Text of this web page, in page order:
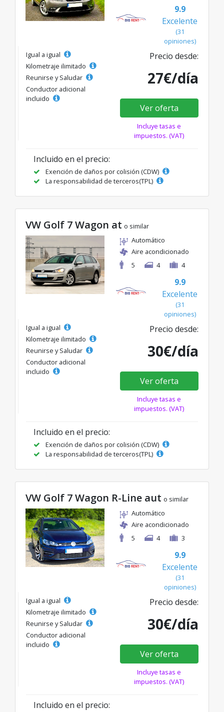
9.9
Excelente
(31
opiniones)
Igual a igual
Kilometraje ilimitado
Reunirse y Saludar
Conductor adicional
incluido
Precio desde:
27€/día
Ver oferta
Incluye tasas e
impuestos. (VAT)
Incluido en el precio:
Exención de daños por colisión (CDW)
La responsabilidad de terceros(TPL)
VW Golf 7 Wagon at o similar
Automático
Aire acondicionado
5
4 4
9.9
Excelente
(31
opiniones)
Igual a igual
Kilometraje ilimitado
Reunirse y Saludar
Conductor adicional
incluido
Precio desde:
30€/día
Ver oferta
Incluye tasas e
impuestos. (VAT)
Incluido en el precio:
Exención de daños por colisión (CDW)
La responsabilidad de terceros(TPL)
VW Golf 7 Wagon R-Line aut o similar
Automático
Aire acondicionado
5
4 3
9.9
Excelente
(31
opiniones)
Igual a igual
Kilometraje ilimitado
Reunirse y Saludar
Conductor adicional
incluido
Precio desde:
30€/día
Ver oferta
Incluye tasas e
impuestos. (VAT)
Incluido en el precio: